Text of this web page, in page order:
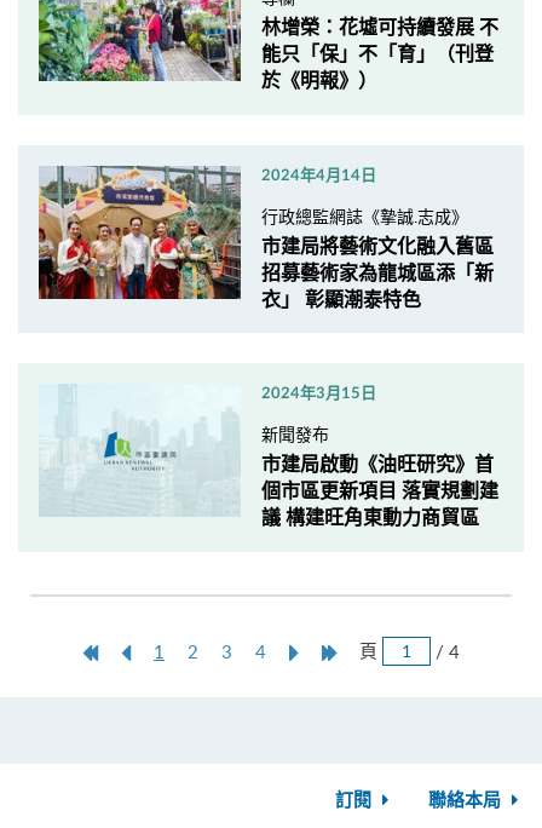
林增榮：花墟可持續發展 不
能只「保」不「育」（刊登
於《明報》）
2024年4月14日
行政總監網誌《摯誠.志成》
市建局將藝術文化融入舊區
招募藝術家為龍城區添「新
衣」 彰顯潮泰特色
2024年3月15日
新聞發布
市建局啟動《油旺研究》首
個市區更新項目 落實規劃建
議 構建旺角東動力商貿區
第
上
1 2 3 4
NextLast頁 / 4
訂閱 聯絡本局